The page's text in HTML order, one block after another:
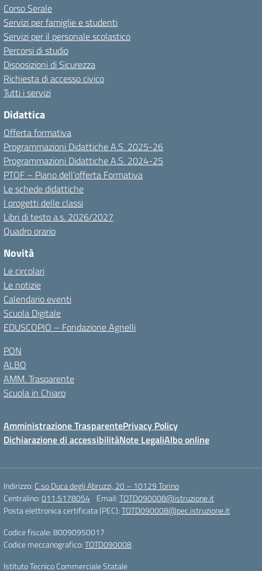
Corso Serale
Servizi per famiglie e studenti
Servizi per il personale scolastico
Percorsi di studio
Disposizioni di Sicurezza
Richiesta di accesso civico
Tutti i servizi
Didattica
Offerta formativa
Programmazioni Didattiche A.S. 2025-26
Programmazioni Didattiche A.S. 2024-25
PTOF – Piano dell’offerta Formativa
Le schede didattiche
I progetti delle classi
Libri di testo a.s. 2026/2027
Quadro orario
Novità
Le circolari
Le notizie
Calendario eventi
Scuola Digitale
EDUSCOPIO – Fondazione Agnelli
PON
ALBO
AMM. Trasparente
Scuola in Chiaro
Amministrazione TrasparentePrivacy Policy
Dichiarazione di accessibilitàNote LegaliAlbo online
Indirizzo: C.so Duca degli Abruzzi, 20 – 10129 Torino
Centralino:011.5178054 Email:TOTD090008@istruzione.it
Posta elettronica certificata (PEC):TOTD090008@pec.istruzione.it
Codice fiscale: 80090950017
Codice meccanografico:TOTD090008
Istituto Tecnico Commerciale Statale